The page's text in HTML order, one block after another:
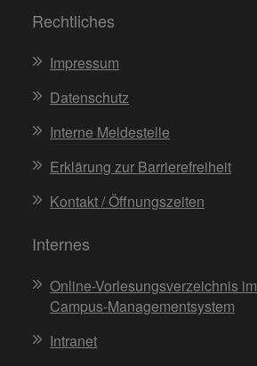
Rechtliches
Impressum
Datenschutz
Interne Meldestelle
Erklärung zur Barrierefreiheit
Kontakt / Öffnungszeiten
Internes
Online-Vorlesungsverzeichnis im
Campus-Managementsystem
Intranet